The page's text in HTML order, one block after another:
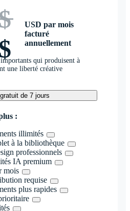
USD par mois
facturé
annuellement
qui produisent à
une liberté créative
de 7 jours
:
illimités
à la bibliothèque
professionnels
IA premium
mois
requise
plus rapides